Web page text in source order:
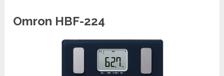
Omron HBF-224